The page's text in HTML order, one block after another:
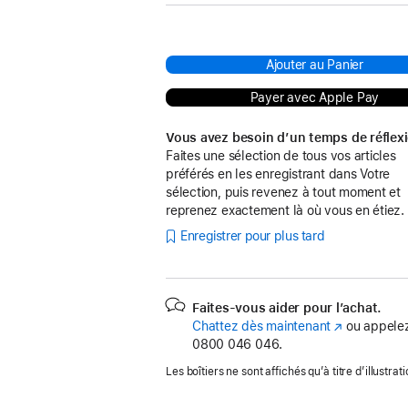
Ajouter au Panier
Payer avec Apple Pay
Vous avez besoin d’un temps de
Faites une sélection de tous vos articles
préférés en les enregistrant dans Votre
sélection, puis revenez à tout moment et
reprenez exactement là où vous en étiez.
Enregistrer pour plus tard
Faites-vous aider pour l’achat.
Chattez dès maintenant (s’ouvre
nouvelle
ou
0800 046 046.
Les boîtiers ne sont affichés qu’à titre